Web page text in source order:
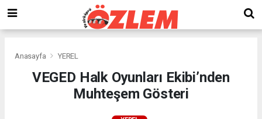
Anasayfa YEREL
VEGED Halk Oyunları Ekibi’nden
Muhteşem Gösteri